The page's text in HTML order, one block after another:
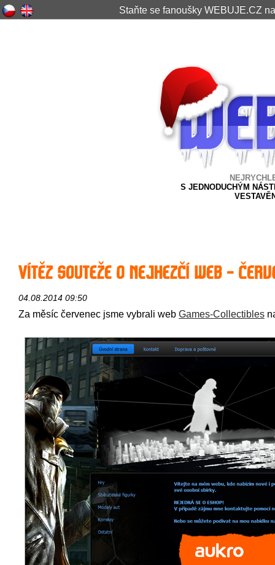
Staňte se fanoušky WEBUJE.CZ
S JEDNODUCHÝM
04.08.2014 09:50
Za měsíc červenec jsme vybrali web Games-Collectibles